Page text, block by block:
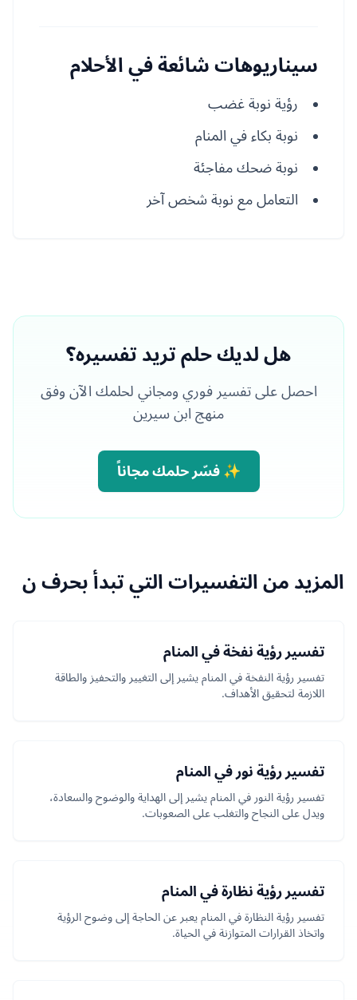
سيناريوهات شائعة في الأحلام
رؤية نوبة غضب
نوبة بكاء في المنام
نوبة ضحك مفاجئة
التعامل مع نوبة شخص آخر
هل لديك حلم تريد تفسيره؟
احصل على تفسير فوري ومجاني لحلمك الآن وفق
منهج ابن سيرين
✨ فسّر حلمك مجاناً
المزيد من التفسيرات التي تبدأ بحرف ن
تفسير رؤية نفخة في المنام
تفسير رؤية النفخة في المنام يشير إلى التغيير والتحفيز والطاقة
اللازمة لتحقيق الأهداف.
تفسير رؤية نور في المنام
تفسير رؤية النور في المنام يشير إلى الهداية والوضوح والسعادة،
ويدل على النجاح والتغلب على الصعوبات.
تفسير رؤية نظارة في المنام
تفسير رؤية النظارة في المنام يعبر عن الحاجة إلى وضوح الرؤية
واتخاذ القرارات المتوازنة في الحياة.